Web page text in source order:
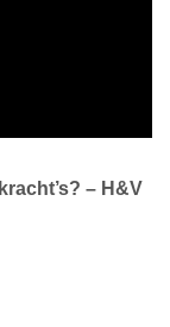
– H&V